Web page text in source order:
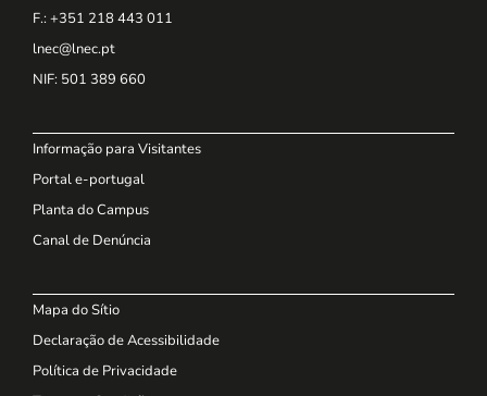
F.: +351 218 443 011
lnec@lnec.pt
NIF: 501 389 660
Informação para Visitantes
Portal e-portugal
Planta do Campus
Canal de Denúncia
Mapa do Sítio
Declaração de Acessibilidade
Política de Privacidade